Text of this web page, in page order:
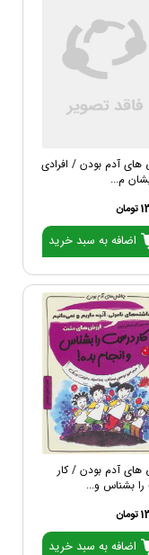
های آدم بودن / افرادی
م...
اضافه به سبد خرید
های آدم بودن / کار
بشناس و...
اضافه به سبد خرید